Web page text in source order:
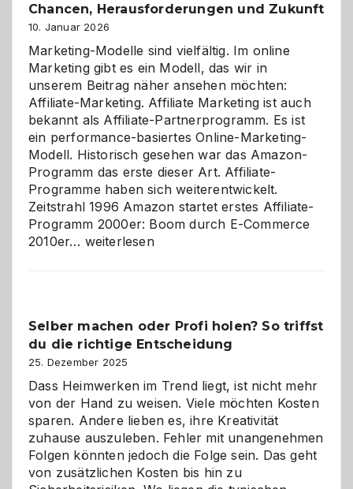
Chancen, Herausforderungen und Zukunft
10. Januar 2026
Marketing-Modelle sind vielfältig. Im online
Marketing gibt es ein Modell, das wir in
unserem Beitrag näher ansehen möchten:
Affiliate-Marketing. Affiliate Marketing ist auch
bekannt als Affiliate-Partnerprogramm. Es ist
ein performance-basiertes Online-Marketing-
Modell. Historisch gesehen war das Amazon-
Programm das erste dieser Art. Affiliate-
Programme haben sich weiterentwickelt.
Zeitstrahl 1996 Amazon startet erstes Affiliate-
Programm 2000er: Boom durch E-Commerce
2010er… Affiliate-
Herausforderungen
und
Zukunft
weiterlesen
Selber machen oder Profi holen? So triffst
du die richtige Entscheidung
25. Dezember 2025
Dass Heimwerken im Trend liegt, ist nicht mehr
von der Hand zu weisen. Viele möchten Kosten
sparen. Andere lieben es, ihre Kreativität
zuhause auszuleben. Fehler mit unangenehmen
Folgen könnten jedoch die Folge sein. Das geht
von zusätzlichen Kosten bis hin zu